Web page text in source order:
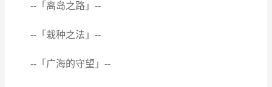
--「离岛之路」--
--「栽种之法」--
--「广海的守望」--